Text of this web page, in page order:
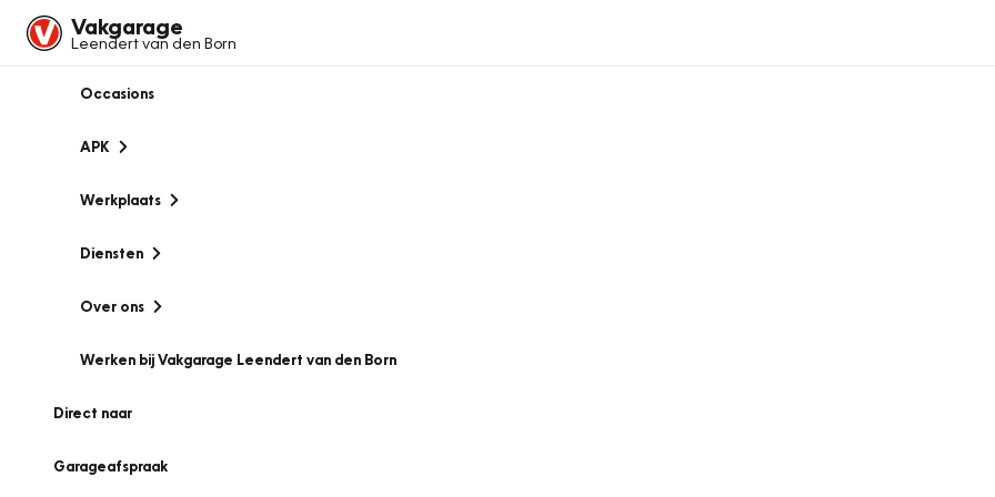
Vakgarage
Leendert van den Born
Occasions
APK
Werkplaats
Diensten
Over ons
Werken bij Vakgarage Leendert van den Born
Direct naar
Garageafspraak